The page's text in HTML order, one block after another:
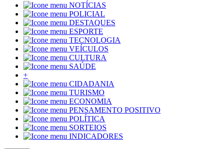
NOTÍCIAS
POLICIAL
DESTAQUES
ESPORTE
TECNOLOGIA
VEÍCULOS
CULTURA
SAÚDE
+
CIDADANIA
TURISMO
ECONOMIA
PENSAMENTO POSITIVO
POLÍTICA
SORTEIOS
INDICADORES